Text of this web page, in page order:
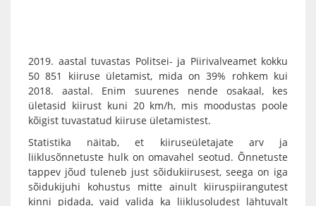
2019. aastal tuvastas Politsei- ja Piirivalveamet kokku
50 851 kiiruse ületamist, mida on 39% rohkem kui
2018. aastal. Enim suurenes nende osakaal, kes
ületasid kiirust kuni 20 km/h, mis moodustas poole
kõigist tuvastatud kiiruse ületamistest.
Statistika näitab, et kiiruseületajate arv ja
liiklusõnnetuste hulk on omavahel seotud. Õnnetuste
tappev jõud tuleneb just sõidukiirusest, seega on iga
sõidukijuhi kohustus mitte ainult kiiruspiirangutest
kinni pidada, vaid valida ka liiklusoludest lähtuvalt